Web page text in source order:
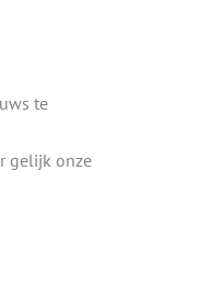
te
gelijk onze